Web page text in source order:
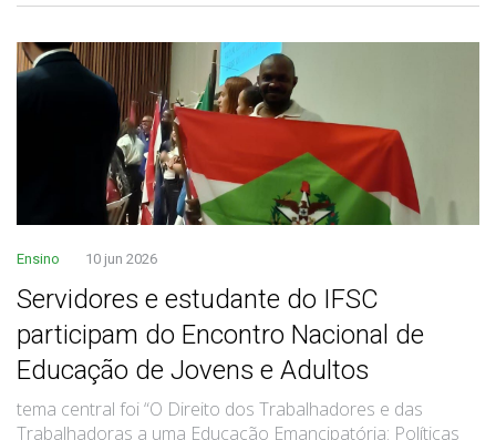
Ensino 10 jun 2026
Servidores e estudante do IFSC
participam do Encontro Nacional de
Educação de Jovens e Adultos
tema central foi “O Direito dos Trabalhadores e das
Trabalhadoras a uma Educação Emancipatória: Políticas